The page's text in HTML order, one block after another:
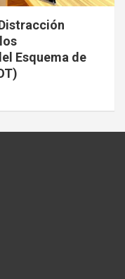
Esquema de